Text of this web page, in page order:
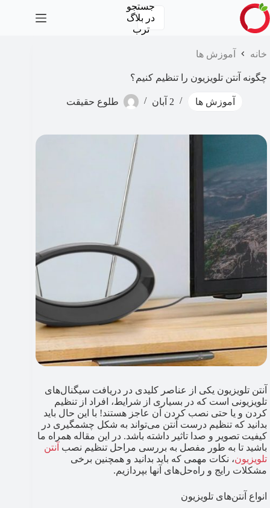
پرش
به
محتوا
جستجو
در بلاگ
ترب
خانه آموزش ها
چگونه آنتن تلویزیون را تنظیم کنیم؟
آموزش ها 2 آبان طلوع حقیقت
آنتن تلویزیون یکی از عناصر کلیدی در دریافت سیگنال‌های
تلویزیونی است که در بسیاری از شرایط، افراد از تنظیم
کردن و یا حتی نصب کردن آن عاجز هستند! با این حال باید
بدانید که تنظیم درست آنتن می‌تواند به شکل چشمگیری در
کیفیت تصویر و صدا تاثیر داشته باشد. در این مقاله همراه ما
باشید تا به طور مفصل به بررسی مراحل تنظیم نصب آنتن
تلویزیون، نکات مهمی که باید بدانید و همچنین برخی
مشکلات رایج و راه‌حل‌های آنها بپردازیم.
انواع آنتن‌های تلویزیون